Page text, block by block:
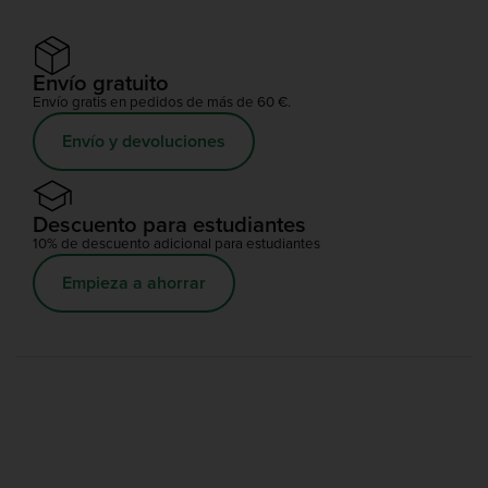
Envío gratuito
Envío gratis en pedidos de más de 60 €.
Envío y devoluciones
Descuento para estudiantes
10% de descuento adicional para estudiantes
Empieza a ahorrar